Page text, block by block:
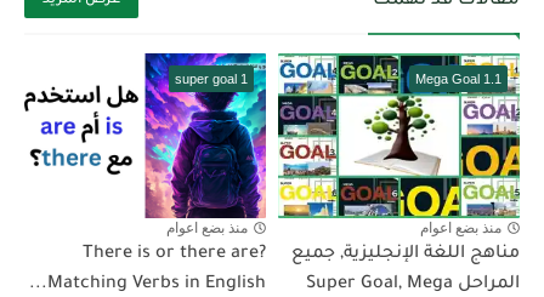
Mega Goal 1.1
منذ بضع اعوام
مناهج اللغة الإنجليزية, جميع
المراحل Super Goal, Mega
super goal 1
منذ بضع اعوام
There is or there are?
Matching Verbs in English...